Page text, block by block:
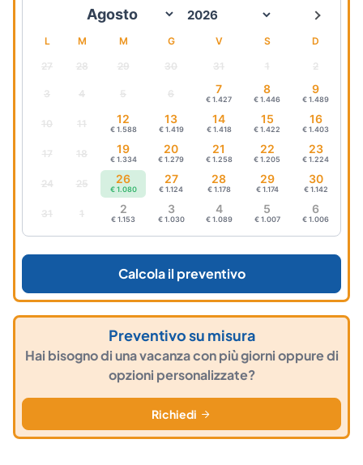
L M M G V S D
27 28 29 30 31 1 2
3 4 5 6 7
€ 1.427
8
€ 1.446
9
€ 1.489
10 11 12
€ 1.588
13
€ 1.419
14
€ 1.418
15
€ 1.422
16
€ 1.403
17 18 19
€ 1.334
20
€ 1.279
21
€ 1.258
22
€ 1.205
23
€ 1.224
24 25 26
€ 1.080
27
€ 1.124
28
€ 1.178
29
€ 1.174
30
€ 1.142
31 1 2
€ 1.153
3
€ 1.030
4
€ 1.089
5
€ 1.007
6
€ 1.006
Calcola il preventivo
Preventivo su misura
Hai bisogno di una vacanza con più giorni oppure di
opzioni personalizzate?
Richiedi